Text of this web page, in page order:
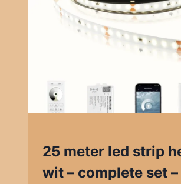
25 meter led strip
wit – complete set